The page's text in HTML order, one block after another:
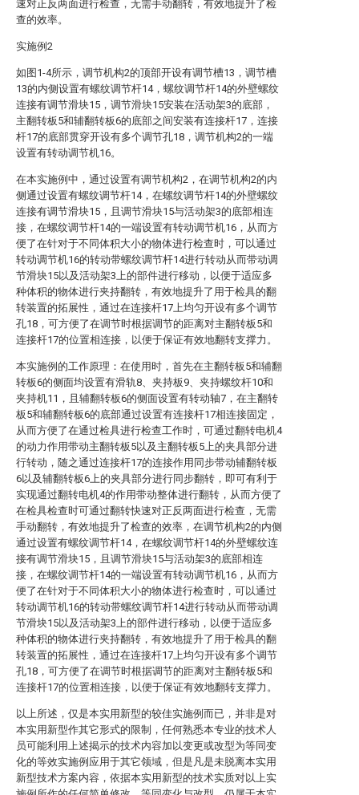
速对正反两面进行检查，无需手动翻转，有效地提升了检
查的效率。
实施例2
如图1-4所示，调节机构2的顶部开设有调节槽13，调节槽
13的内侧设置有螺纹调节杆14，螺纹调节杆14的外壁螺纹
连接有调节滑块15，调节滑块15安装在活动架3的底部，
主翻转板5和辅翻转板6的底部之间安装有连接杆17，连接
杆17的底部贯穿开设有多个调节孔18，调节机构2的一端
设置有转动调节机16。
在本实施例中，通过设置有调节机构2，在调节机构2的内
侧通过设置有螺纹调节杆14，在螺纹调节杆14的外壁螺纹
连接有调节滑块15，且调节滑块15与活动架3的底部相连
接，在螺纹调节杆14的一端设置有转动调节机16，从而方
便了在针对于不同体积大小的物体进行检查时，可以通过
转动调节机16的转动带螺纹调节杆14进行转动从而带动调
节滑块15以及活动架3上的部件进行移动，以便于适应多
种体积的物体进行夹持翻转，有效地提升了用于检具的翻
转装置的拓展性，通过在连接杆17上均匀开设有多个调节
孔18，可方便了在调节时根据调节的距离对主翻转板5和
连接杆17的位置相连接，以便于保证有效地翻转支撑力。
本实施例的工作原理：在使用时，首先在主翻转板5和辅翻
转板6的侧面均设置有滑轨8、夹持板9、夹持螺纹杆10和
夹持机11，且辅翻转板6的侧面设置有转动轴7，在主翻转
板5和辅翻转板6的底部通过设置有连接杆17相连接固定，
从而方便了在通过检具进行检查工作时，可通过翻转电机4
的动力作用带动主翻转板5以及主翻转板5上的夹具部分进
行转动，随之通过连接杆17的连接作用同步带动辅翻转板
6以及辅翻转板6上的夹具部分进行同步翻转，即可有利于
实现通过翻转电机4的作用带动整体进行翻转，从而方便了
在检具检查时可通过翻转快速对正反两面进行检查，无需
手动翻转，有效地提升了检查的效率，在调节机构2的内侧
通过设置有螺纹调节杆14，在螺纹调节杆14的外壁螺纹连
接有调节滑块15，且调节滑块15与活动架3的底部相连
接，在螺纹调节杆14的一端设置有转动调节机16，从而方
便了在针对于不同体积大小的物体进行检查时，可以通过
转动调节机16的转动带螺纹调节杆14进行转动从而带动调
节滑块15以及活动架3上的部件进行移动，以便于适应多
种体积的物体进行夹持翻转，有效地提升了用于检具的翻
转装置的拓展性，通过在连接杆17上均匀开设有多个调节
孔18，可方便了在调节时根据调节的距离对主翻转板5和
连接杆17的位置相连接，以便于保证有效地翻转支撑力。
以上所述，仅是本实用新型的较佳实施例而已，并非是对
本实用新型作其它形式的限制，任何熟悉本专业的技术人
员可能利用上述揭示的技术内容加以变更或改型为等同变
化的等效实施例应用于其它领域，但是凡是未脱离本实用
新型技术方案内容，依据本实用新型的技术实质对以上实